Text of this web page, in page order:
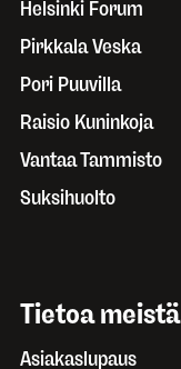
Helsinki Forum
Pirkkala Veska
Pori Puuvilla
Raisio Kuninkoja
Vantaa Tammisto
Suksihuolto
Tietoa meistä
Asiakaslupaus